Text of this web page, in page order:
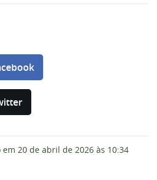
em 20 de abril de 2026 às 10:34